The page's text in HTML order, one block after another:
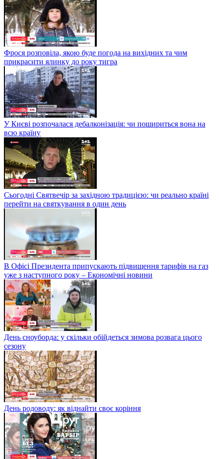
Фрося розповіла, якою буде погода на вихідних та чим
прикрасити ялинку до року тигра
У Києві розпочалася дебалконізація: чи пошириться вона на
всю країну
Сьогодні Святвечір за західною традицією: чи реально країні
перейти на святкування в один день
В Офісі Президента припускають підвищення тарифів на газ
уже з наступного року – Економічні новини
День сноуборда: у скільки обійдеться зимова розвага цього
сезону
День родоводу: як віднайти своє коріння